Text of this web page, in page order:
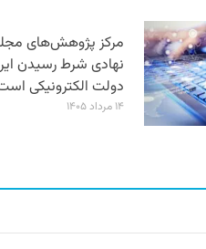
مرکز پژوهش‌های
دولت الکترونیکی
۱۴ مرداد ۱۴۰۵